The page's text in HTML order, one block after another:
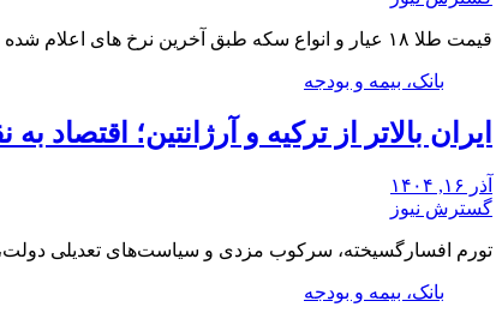
قیمت طلا ۱۸ عیار و انواع سکه طبق آخرین نرخ های اعلام شده بازار به شرح…
بانک، بیمه و بودجه
ایران بالاتر از ترکیه و آرژانتین؛
آذر ۱۶, ۱۴۰۴
گسترش نیوز
تورم افسارگسیخته، سرکوب مزدی و سیاست‌های تعدیلی
بانک، بیمه و بودجه